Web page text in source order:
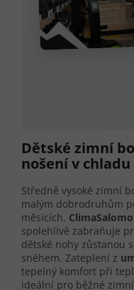
Dětské zimní
nošení v chladu
Středně vysoké zimní
malým dobrodruhům
měsících.
spolehlivě zabraňuje
dětské nohy zůstanou
sněhem. Zateplení z
tepelný komfort při
ideální pro běžné